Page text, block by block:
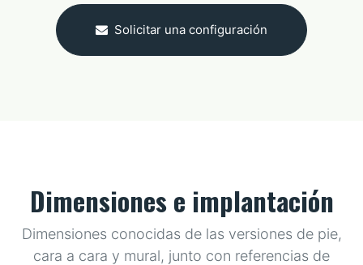
Solicitar una configuración
Dimensiones e implantación
Dimensiones conocidas de las versiones de pie,
cara a cara y mural, junto con referencias de